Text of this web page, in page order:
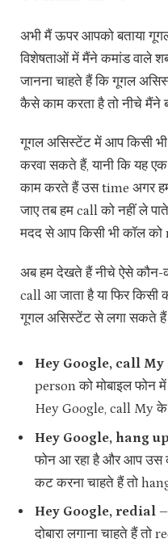
अभी मैं ऊपर आपको बताया
विशेषताओं में मैंने कमांड वाले
जानना चाहते हैं कि गूगल
कैसे काम करता है तो नीचे मैंने
गूगल असिस्टेंट में आप किसी
करवा सकते हैं, यानी कि यह
काम करते हैं उस time अगर
जाए तब हम call को नहीं ले
मदद से आप किसी भी कॉल
अब हम देखते हैं नीचे ऐसे
call आ जाता है या फिर किसी
गूगल असिस्टेंट से लगा सकते
Hey Google, call
person को मोबाइल फोन
Hey Google, call My के
Hey Google, hang
फोन आ रहा है और आप उस
कट करना चाहते हैं तो
Hey Google, redial –
दोबारा लगाना चाहते हैं